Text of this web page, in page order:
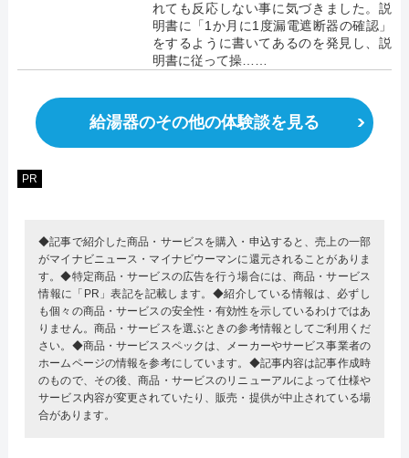
れても反応しない事に気づきました。説
明書に「1か月に1度漏電遮断器の確認」
をするように書いてあるのを発見し、説
明書に従って操……
給湯器のその他の体験談を見る
PR
◆記事で紹介した商品・サービスを購入・申込すると、売上の一部
がマイナビニュース・マイナビウーマンに還元されることがありま
す。◆特定商品・サービスの広告を行う場合には、商品・サービス
情報に「PR」表記を記載します。◆紹介している情報は、必ずし
も個々の商品・サービスの安全性・有効性を示しているわけではあ
りません。商品・サービスを選ぶときの参考情報としてご利用くだ
さい。◆商品・サービススペックは、メーカーやサービス事業者の
ホームページの情報を参考にしています。◆記事内容は記事作成時
のもので、その後、商品・サービスのリニューアルによって仕様や
サービス内容が変更されていたり、販売・提供が中止されている場
合があります。